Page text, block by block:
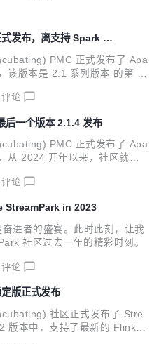
发布，离支持 Spark 还
PMC 正式发布了 Apa
版本是 2.1 系列版本 的第 5
用性，支持了 Apache Flink 1.
经了 5 个月，共有 20 余位开
者的贡献。用 Github: https://
官 网: https...
评论
一个版本 2.1.4 发布
PMC 正式发布了 Apa
从 2024 开年以来，社区就在
定性的打磨上足够有耐心，这
，Flink on Kubernetes 方面
些高危安全漏洞。2.1.4 版本
有用户升级到这个版本。 Gith
评论
StreamPark in 2023
进者的盛宴。此时此刻，让我
社区过去一年的精彩时刻。
评论
版正式发布
社区正式发布了 Stre
版本中，支持了最新的 Flink